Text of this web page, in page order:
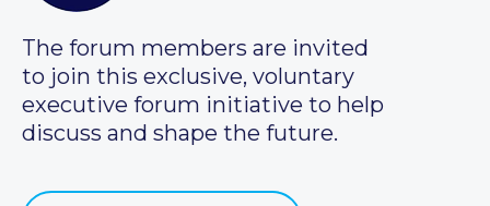
The forum members are invited
to join this exclusive, voluntary
executive forum initiative to help
discuss and shape the future.